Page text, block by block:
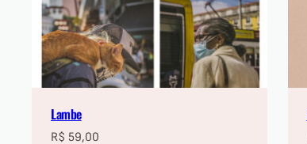
Lambe
R$ 59,00